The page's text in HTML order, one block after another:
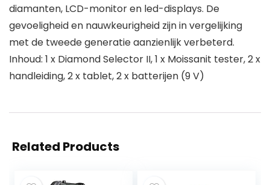
diamanten, LCD-monitor en led-displays. De
gevoeligheid en nauwkeurigheid zijn in vergelijking
met de tweede generatie aanzienlijk verbeterd.
Inhoud: 1 x Diamond Selector II, 1 x Moissanit tester, 2 x
handleiding, 2 x tablet, 2 x batterijen (9 V)
Related Products